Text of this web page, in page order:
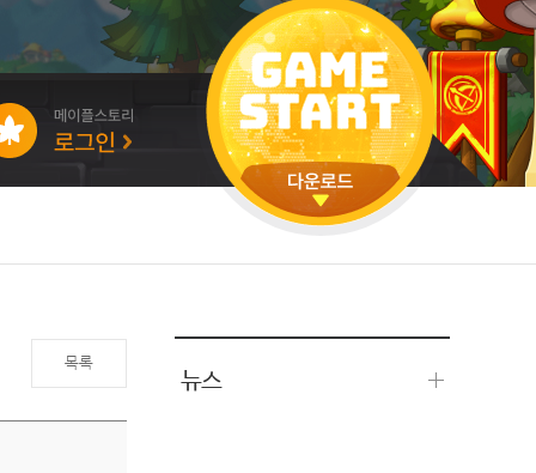
버그악용/불법프로그램 신고
게임 접근성
목록
뉴스